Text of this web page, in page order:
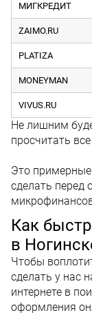
МИГКРЕДИТ
ZAIMO.RU
PLATIZA
MONEYMAN
VIVUS.RU
Не лишним
просчитать
Это
сделать перед
Как
в
Чтобы
сделать у нас
интернете в
оформления